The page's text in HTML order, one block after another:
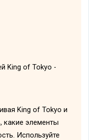
King of Tokyo и
какие элементы
Используйте